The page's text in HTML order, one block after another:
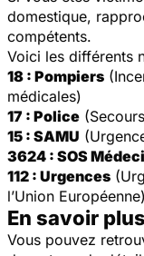
domestique,
compétents.
Voici les différents
18 : Pompiers
médicales)
17 : Police
15 : SAMU
3624 : SOS
112 : Urgences
l’Union Européenne)
En savoir
Vous pouvez